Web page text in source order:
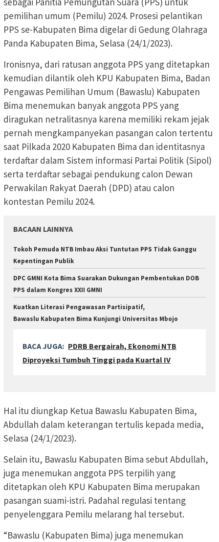
pemilihan umum (Pemilu) 2024. Prosesi pelantikan
PPS se-Kabupaten Bima digelar di Gedung Olahraga
Panda Kabupaten Bima, Selasa (24/1/2023).
Ironisnya, dari ratusan anggota PPS yang ditetapkan
kemudian dilantik oleh KPU Kabupaten Bima, Badan
Pengawas Pemilihan Umum (Bawaslu) Kabupaten
Bima menemukan banyak anggota PPS yang
diragukan netralitasnya karena memiliki rekam jejak
pernah mengkampanyekan pasangan calon tertentu
saat Pilkada 2020 Kabupaten Bima dan identitasnya
terdaftar dalam Sistem informasi Partai Politik (Sipol)
serta terdaftar sebagai pendukung calon Dewan
Perwakilan Rakyat Daerah (DPD) atau calon
kontestan Pemilu 2024.
BACAAN LAINNYA
Tokoh Pemuda NTB Imbau Aksi Tuntutan PPS Tidak Ganggu
Kepentingan Publik
DPC GMNI Kota Bima Suarakan Dukungan Pembentukan DOB
PPS dalam Kongres XXII GMNI
Kuatkan Literasi Pengawasan Partisipatif,
Bawaslu Kabupaten Bima Kunjungi Universitas Mbojo
BACA JUGA: PDRB Bergairah, Ekonomi NTB
Diproyeksi Tumbuh Tinggi pada Kuartal IV
Hal itu diungkap Ketua Bawaslu Kabupaten Bima,
Abdullah dalam keterangan tertulis kepada media,
Selasa (24/1/2023).
Selain itu, Bawaslu Kabupaten Bima sebut Abdullah,
juga menemukan anggota PPS terpilih yang
ditetapkan oleh KPU Kabupaten Bima merupakan
pasangan suami-istri. Padahal regulasi tentang
penyelenggara Pemilu melarang hal tersebut.
“Bawaslu (Kabupaten Bima) juga menemukan